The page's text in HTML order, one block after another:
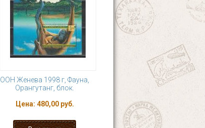
ООН Женева 1998 г, Фауна,
Орангутанг, блок.
Цена: 480,00 руб.